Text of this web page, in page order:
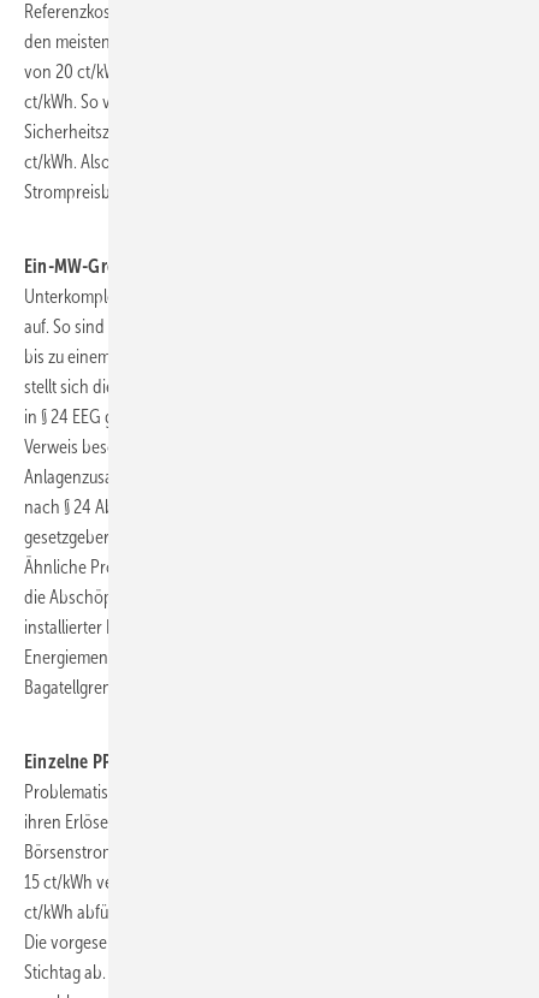
Referenzkosten bei 7 ct/kWh und der Sicherheitszuschlag – wie bei
den meisten Erneuerbaren – bei 3 ct/kWh, ergibt sich eine Differenz
von 20 ct/kWh. Hiervon muss der Betreiber 90 Prozent abführen: 18
ct/kWh. So verbleiben ihm 7 ct/kWh Referenzkosten, 3 ct/kWh
Sicherheitszuschlag und 10 Prozent der Überschusserlöse, hier 2
ct/kWh. Also 12 ct/kWh; mit 18 ct/kWh finanziert er die
Strompreisbremse.
Ein-MW-Grenze: WEA zusammenfassen?
Unterkomplex ist das nicht. Und das StromPBG wirft weitere Fragen
auf. So sind Erneuerbaren-Anlagen mit einer installieren Leistung von
bis zu einem Megawatt (MW) von der Anwendung ausgenommen. Da
stellt sich die Frage der Anlagenzusammenfassung. Im EEG wäre dies
in § 24 EEG geregelt, auf den das StromPBG auch in § 13 verweist. Der
Verweis beschränkt sich allerdings auf § 24 Abs. 1 EEG. Die
Anlagenzusammenfassung für PV-Freiflächen und Windkraftanlagen
nach § 24 Abs. 2 EEG würde so keine Anwendung finden. Ob dies
gesetzgeberisch gewollt ist, erscheint zweifelhaft.
Ähnliche Probleme bei der Biomasse. Hier liegt der Schwellwert für
die Abschöpfung bei einem MW Bemessungsleistung, nicht einem MW
installierter Leistung. Es geht also um die tatsächlich produzierten
Energiemengen. Darf man die Anlage einfach abregeln, um unter der
Bagatellgrenze zu bleiben?
Einzelne PPA-Anbieter zahlen drauf
Problematisch ist das Gesetz auch in Fällen, in denen die Betreiber mit
ihren Erlösen unter den fiktiven Erlösen – also den
Börsenstrompreisen – bleiben. Denkbar ist, dass ein Fixpreis-PPA zu
15 ct/kWh vereinbart wurde. Im Beispiel oben müsste der Betreiber 18
ct/kWh abführen und würde mit jeder kWh 3 ct/kWh Verlust machen.
Die vorgesehene Ausnahme hängt aber von einem entscheidenden
Stichtag ab. Der Stromverkaufsvertrag muss bis Ablauf des 31.10.2022